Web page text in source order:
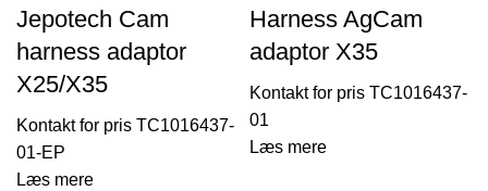
Jepotech Cam
harness adaptor
X25/X35
TC1016437-
01-EP
Læs mere
Harness AgCam
adaptor X35
TC1016437-
01
Læs mere